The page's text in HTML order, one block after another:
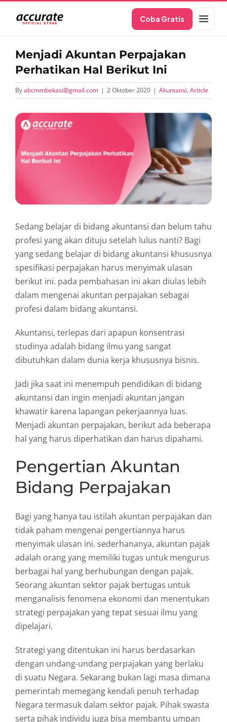
content
Coba Gratis
Menjadi Akuntan Perpajakan
Perhatikan Hal Berikut Ini
Byabcmmbekasi@gmail.com | 2 Oktober 2020 | Akuntansi, Article
View
Larger
Image
Sedang belajar di bidang akuntansi dan belum tahu
profesi yang akan dituju setelah lulus nanti? Bagi
yang sedang belajar di bidang akuntansi khususnya
spesifikasi perpajakan harus menyimak ulasan
berikut ini. pada pembahasan ini akan diulas lebih
dalam mengenai akuntan perpajakan sebagai
profesi dalam bidang akuntansi.
Akuntansi, terlepas dari apapun konsentrasi
studinya adalah bidang ilmu yang sangat
dibutuhkan dalam dunia kerja khususnya bisnis.
Jadi jika saat ini menempuh pendidikan di bidang
akuntansi dan ingin menjadi akuntan jangan
khawatir karena lapangan pekerjaannya luas.
Menjadi akuntan perpajakan, berikut ada beberapa
hal yang harus diperhatikan dan harus dipahami.
Pengertian Akuntan
Bidang Perpajakan
Bagi yang hanya tau istilah akuntan perpajakan dan
tidak paham mengenai pengertiannya harus
menyimak ulasan ini. sederhananya, akuntan pajak
adalah orang yang memiliki tugas untuk mengurus
berbagai hal yang berhubungan dengan pajak.
Seorang akuntan sektor pajak bertugas untuk
menganalisis fenomena ekonomi dan menentukan
strategi perpajakan yang tepat sesuai ilmu yang
dipelajari.
Strategi yang ditentukan ini harus berdasarkan
dengan undang-undang perpajakan yang berlaku
di suatu Negara. Sekarang bukan lagi masa dimana
pemerintah memegang kendali penuh terhadap
Negara termasuk dalam sektor pajak. Pihak swasta
serta pihak individu juga bisa membantu umpan